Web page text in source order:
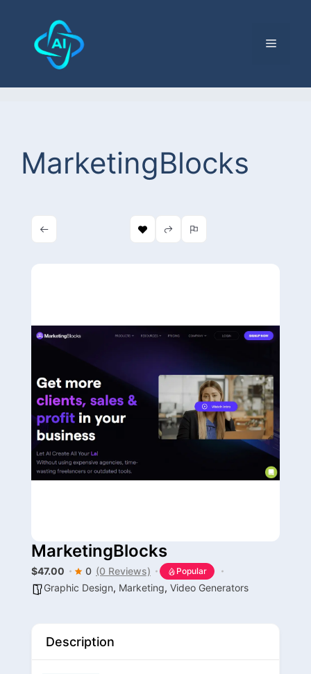
MarketingBlocks
MarketingBlocks
$47.00 0 (0 Reviews) Popular
Graphic Design, Marketing, Video Generators
Description